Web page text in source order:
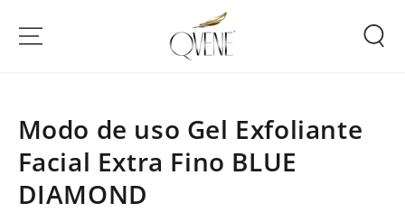
Modo de uso Gel Exfoliante
Facial Extra Fino BLUE
DIAMOND